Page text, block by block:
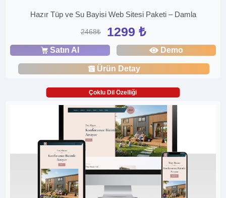
Hazır Tüp ve Su Bayisi Web Sitesi Paketi – Damla
2468₺ 1299 ₺
Satın Al Demo
Ürün Detay
Çoklu Dil Özelliği